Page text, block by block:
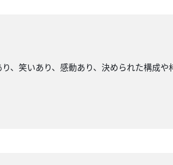
、笑いあり、感動あり、決められた構成や